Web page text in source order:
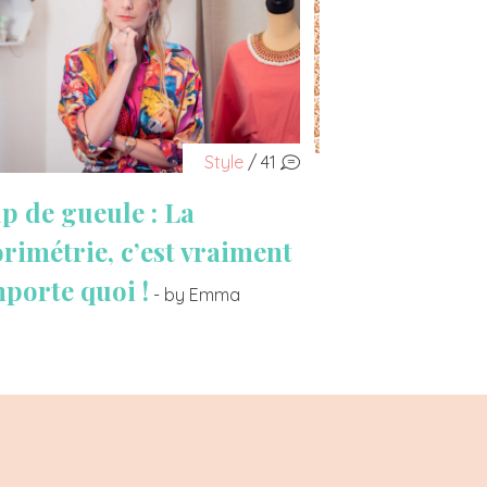
Style / 41
de gueule : La
c’est vraiment
quoi ! - by Emma